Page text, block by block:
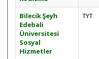
Bilecik Şeyh
Edebali
Üniversitesi
Sosyal
Hizmetler
TYT